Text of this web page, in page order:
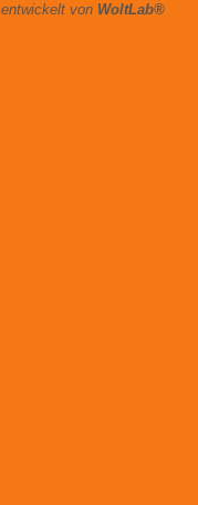
von WoltLab®